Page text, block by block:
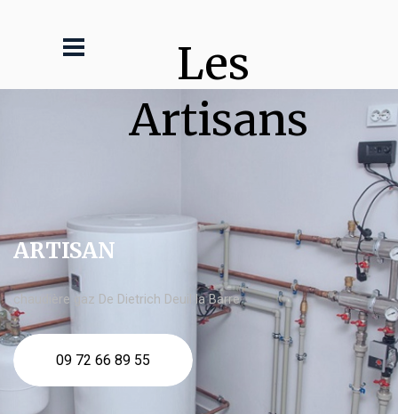
Les
Artisans
ARTISAN
chaudière gaz De Dietrich Deuil la Barre
09 72 66 89 55